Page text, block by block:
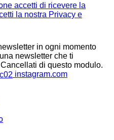
accetti di ricevere la
la nostra Privacy e
in ogni momento
newsletter che ti
di questo modulo.
instagram.com